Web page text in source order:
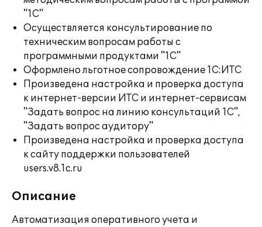
"1С"
Осуществляется консультирование по
техническим вопросам работы с
программными продуктами "1С"
Оформлено льготное сопровождение 1С:ИТС
Произведена настройка и проверка доступа
к интернет-версии ИТС и интернет-сервисам
"Задать вопрос на линию консультаций 1С",
"Задать вопрос аудитору"
Произведена настройка и проверка доступа
к сайту поддержки пользователей
users.v8.1c.ru
Описание
Автоматизация оперативного учета и